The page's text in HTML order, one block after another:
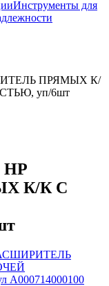
Инструменты для
ПРЯМЫХ К/
уп/6шт
К/К С